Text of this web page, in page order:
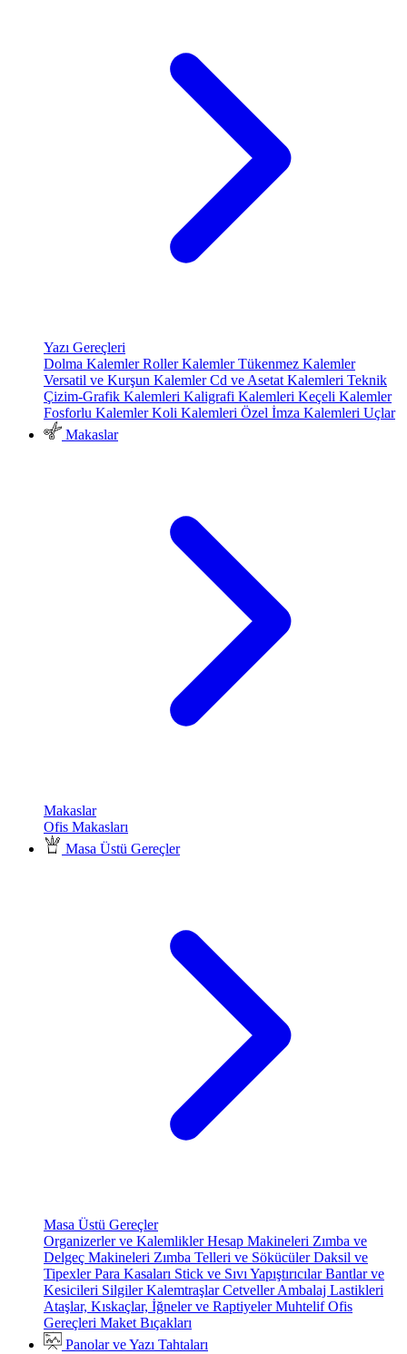
Yazı Gereçleri
Dolma KalemlerRoller KalemlerTükenmez Kalemler
Versatil ve Kurşun KalemlerCd ve Asetat Kalemleri Teknik
Çizim-Grafik Kalemleri Kaligrafi Kalemleri Keçeli Kalemler
Fosforlu KalemlerKoli Kalemleri Özel İmza Kalemleri Uçlar
Makaslar
Makaslar
Ofis Makasları
Masa Üstü Gereçler
Masa Üstü Gereçler
Organizerler ve KalemliklerHesap Makineleri Zımba ve
Delgeç Makineleri Zımba Telleri ve SökücülerDaksil ve
TipexlerPara Kasaları Stick ve Sıvı YapıştırıcılarBantlar ve
Kesicileri SilgilerKalemtraşlarCetvellerAmbalaj Lastikleri
Ataşlar, Kıskaçlar, İğneler ve RaptiyelerMuhtelif Ofis
Gereçleri Maket Bıçakları
Panolar ve Yazı Tahtaları